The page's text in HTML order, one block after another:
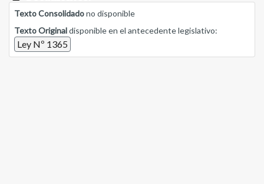
Texto Consolidadono disponible
Texto Originaldisponible en el antecedente legislativo:
Ley Nº 1365